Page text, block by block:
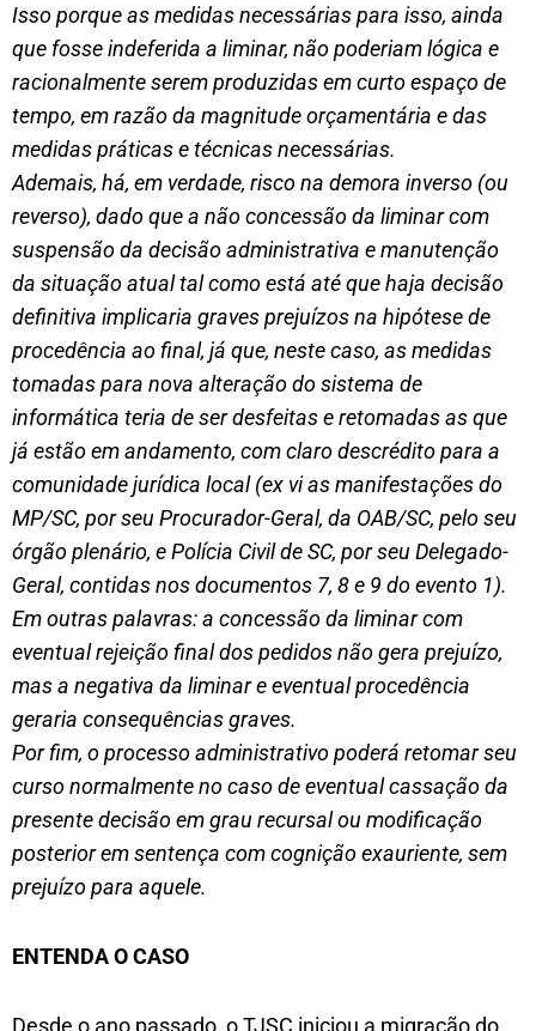
Isso porque as medidas necessárias para isso, ainda
que fosse indeferida a liminar, não poderiam lógica e
racionalmente serem produzidas em curto espaço de
tempo, em razão da magnitude orçamentária e das
medidas práticas e técnicas necessárias.
Ademais, há, em verdade, risco na demora inverso (ou
reverso), dado que a não concessão da liminar com
suspensão da decisão administrativa e manutenção
da situação atual tal como está até que haja decisão
definitiva implicaria graves prejuízos na hipótese de
procedência ao final, já que, neste caso, as medidas
tomadas para nova alteração do sistema de
informática teria de ser desfeitas e retomadas as que
já estão em andamento, com claro descrédito para a
comunidade jurídica local (ex vi as manifestações do
MP/SC, por seu Procurador-Geral, da OAB/SC, pelo seu
órgão plenário, e Polícia Civil de SC, por seu Delegado-
Geral, contidas nos documentos 7, 8 e 9 do evento 1).
Em outras palavras: a concessão da liminar com
eventual rejeição final dos pedidos não gera prejuízo,
mas a negativa da liminar e eventual procedência
geraria consequências graves.
Por fim, o processo administrativo poderá retomar seu
curso normalmente no caso de eventual cassação da
presente decisão em grau recursal ou modificação
posterior em sentença com cognição exauriente, sem
prejuízo para aquele.
ENTENDA O CASO
Desde o ano passado, o TJSC iniciou a migração do